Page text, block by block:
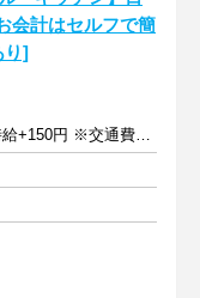
会計はセルフで簡
]
時給1100円～【早朝】時給+150円 ※交通費支給